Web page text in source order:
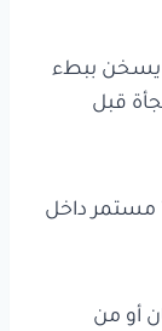
يسخن ببطء
قبل
مستمر داخل
أو من